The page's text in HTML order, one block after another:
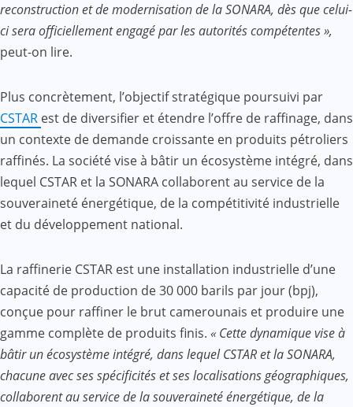
reconstruction et de modernisation de la SONARA, dès que celui-
ci sera officiellement engagé par les autorités compétentes »,
peut-on lire.
Plus concrètement, l’objectif stratégique poursuivi par
CSTAR est de diversifier et étendre l’offre de raffinage, dans
un contexte de demande croissante en produits pétroliers
raffinés. La société vise à bâtir un écosystème intégré, dans
lequel CSTAR et la SONARA collaborent au service de la
souveraineté énergétique, de la compétitivité industrielle
et du développement national.
La raffinerie CSTAR est une installation industrielle d’une
capacité de production de 30 000 barils par jour (bpj),
conçue pour raffiner le brut camerounais et produire une
gamme complète de produits finis. « Cette dynamique vise à
bâtir un écosystème intégré, dans lequel CSTAR et la SONARA,
chacune avec ses spécificités et ses localisations géographiques,
collaborent au service de la souveraineté énergétique, de la